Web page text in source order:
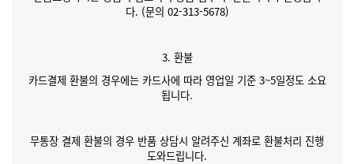
다. (문의 02-313-5678)
3. 환불
카드결제 환불의 경우에는 카드사에 따라 영업일 기준 3~5일정도 소요
됩니다.
무통장 결제 환불의 경우 반품 상담시 알려주신 계좌로 환불처리 진행
도와드립니다.